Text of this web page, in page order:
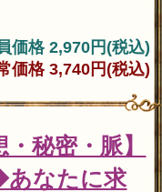
価格 2,970円(税込)
価格 3,740円(税込)
秘密・脈】
あなたに求